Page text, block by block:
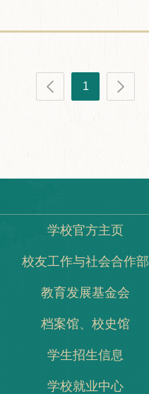
1
学校官方主页
校友工作与社会合作部
教育发展基金会
档案馆、校史馆
学生招生信息
学校就业中心